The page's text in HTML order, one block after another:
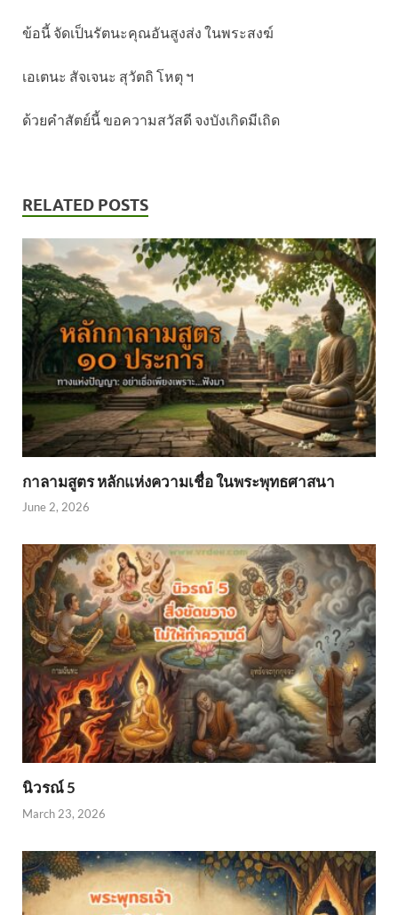
ข้อนี้ จัดเป็นรัตนะคุณอันสูงส่ง ในพระสงฆ์
เอเตนะ สัจเจนะ สุวัตถิ โหตุ ฯ
ด้วยคำสัตย์นี้ ขอความสวัสดี จงบังเกิดมีเถิด
RELATED POSTS
กาลามสูตร หลักแห่งความเชื่อ ในพระพุทธศาสนา
June 2, 2026
นิวรณ์ 5
March 23, 2026